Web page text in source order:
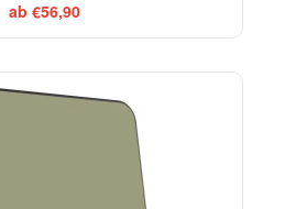
ab €56,90